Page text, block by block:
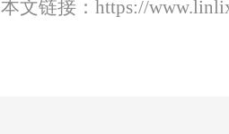
本文链接： https://